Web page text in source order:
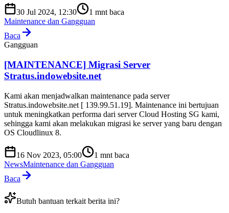
30 Jul 2024, 12:30 1 mnt baca
Maintenance dan Gangguan
Baca
Gangguan
[MAINTENANCE] Migrasi Server
Stratus.indowebsite.net
Kami akan menjadwalkan maintenance pada server
Stratus.indowebsite.net [ 139.99.51.19]. Maintenance ini bertujuan
untuk meningkatkan performa dari server Cloud Hosting SG kami,
sehingga kami akan melakukan migrasi ke server yang baru dengan
OS Cloudlinux 8.
16 Nov 2023, 05:00 1 mnt baca
NewsMaintenance dan Gangguan
Baca
Butuh bantuan terkait berita ini?